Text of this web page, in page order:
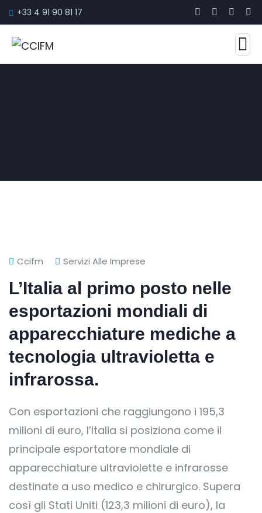
+33 4 91 90 81 17
Ccifm Servizi Alle Imprese
L’Italia al primo posto nelle
esportazioni mondiali di
apparecchiature mediche a
tecnologia ultravioletta e
infrarossa.
Con esportazioni che raggiungono i 195,3
milioni di euro, l’Italia si posiziona come il
principale esportatore mondiale di
apparecchiature ultraviolette e infrarosse
destinate a uso medico e chirurgico. Supera
così gli Stati Uniti (123,3 milioni di euro), la